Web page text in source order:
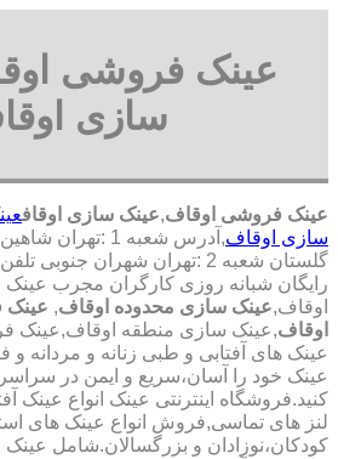
عینک فروشی
سازی
عینک فروشی اوقاف,عینک سازی اوقاف
سازی اوقاف
,آدرس شعبه 1
گلستان شعبه 2 :تهران شهران
رایگان شبانه روزی کارگران مجرب
اوقاف,عینک سازی محدوده اوقاف,
اوقاف,عینک سازی منطقه اوقاف,عینک
عینک های آفتابی و طبی زنانه و مردانه
عینک خود را آسان،سریع و ایمن در سراسر
کنید.فروشگاه اینترنتی عینک انواع عینک
لنز های تماسی,فروش انواع عینک های
کودکان،نوزادان و بزرگسالان.شامل عینک